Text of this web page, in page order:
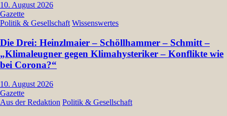
10. August 2026
Gazette
Politik & Gesellschaft Wissenswertes
Die Drei: Heinzlmaier – Schöllhammer – Schmitt –
„Klimaleugner gegen Klimahysteriker – Konflikte wie
bei Corona?“
10. August 2026
Gazette
Aus der Redaktion Politik & Gesellschaft